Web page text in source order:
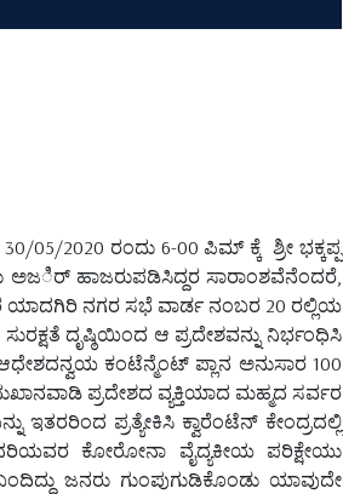
05/2020 ರಂದು 6-00 ಪಿಮ್ ಕ್ಕೆ ಶ್ರೀ ಭಕ್ಕಪ್ಪ
ಹಾಜರುಪಡಿಸಿದ್ದರ ಸಾರಾಂಶವೆನೆಂದರೆ,
ಯಾದಗಿರಿ ನಗರ ಸಭೆ ವಾರ್ಡ ನಂಬರ 20 ರಲ್ಲಿಯ
ದೃಷ್ಠಿಯಿಂದ ಆ ಪ್ರದೇಶವನ್ನು ನಿರ್ಭಂಧಿಸಿ
ಕಂಟೆನ್ಮೆಂಟ್ ಪ್ಲಾನ ಅನುಸಾರ 100
ಪ್ರದೇಶದ ವ್ಯಕ್ತಿಯಾದ ಮಹ್ಮದ ಸರ್ವರ
ಪ್ರತ್ಯೇಕಿಸಿ ಕ್ವಾರೆಂಟೆನ್ ಕೇಂದ್ರದಲ್ಲಿ
ಕೋರೋನಾ ವೈದ್ಯಕೀಯ ಪರಿಕ್ಷೇಯು
ಜನರು ಗುಂಪುಗುಡಿಕೊಂಡು ಯಾವುದೇ